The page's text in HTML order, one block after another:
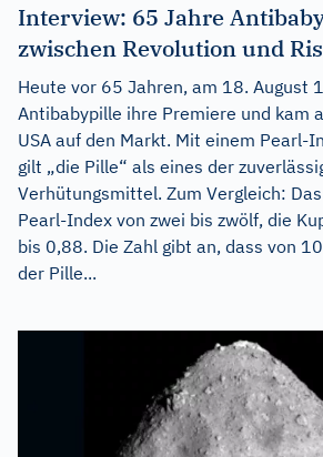
Interview: 65 Jahre
zwischen Revolution und
Heute vor 65 Jahren, am 18. August
Antibabypille ihre Premiere und kam
USA auf den Markt. Mit einem Pearl-
gilt „die Pille“ als eines der
Verhütungsmittel. Zum Vergleich:
Pearl-Index von zwei bis zwölf, die
bis 0,88. Die Zahl gibt an, dass von
der Pille...